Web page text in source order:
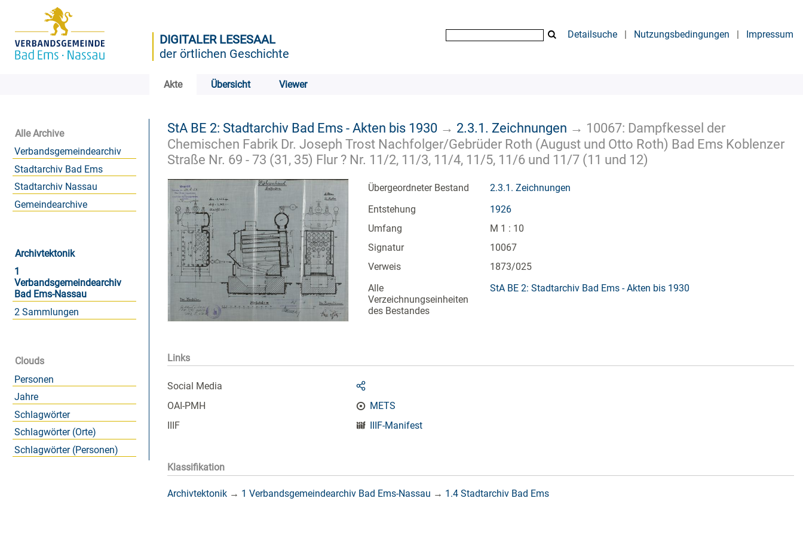
DIGITALER LESESAAL
der örtlichen Geschichte
Detailsuche | Nutzungsbedingungen | Impressum
Akte Übersicht Viewer
Alle Archive
Verbandsgemeindearchiv
Stadtarchiv Bad Ems
Stadtarchiv Nassau
Gemeindearchive
Archivtektonik
1
Verbandsgemeindearchiv
Bad Ems-Nassau
2 Sammlungen
Clouds
Personen
Jahre
Schlagwörter
Schlagwörter (Orte)
Schlagwörter (Personen)
StA BE 2: Stadtarchiv Bad Ems - Akten bis 1930 → 2.3.1. Zeichnungen → 10067: Dampfkessel der
Chemischen Fabrik Dr. Joseph Trost Nachfolger/Gebrüder Roth (August und Otto Roth) Bad Ems Koblenzer
Straße Nr. 69 - 73 (31, 35) Flur ? Nr. 11/2, 11/3, 11/4, 11/5, 11/6 und 11/7 (11 und 12)
Übergeordneter Bestand
2.3.1. Zeichnungen
Entstehung
1926
Umfang
M 1 : 10
Signatur
10067
Verweis
1873/025
Alle
Verzeichnungseinheiten
des Bestandes
StA BE 2: Stadtarchiv Bad Ems - Akten bis 1930
Links
Social Media
OAI-PMH
METS
IIIF
IIIF-Manifest
Klassifikation
Archivtektonik → 1 Verbandsgemeindearchiv Bad Ems-Nassau → 1.4 Stadtarchiv Bad Ems